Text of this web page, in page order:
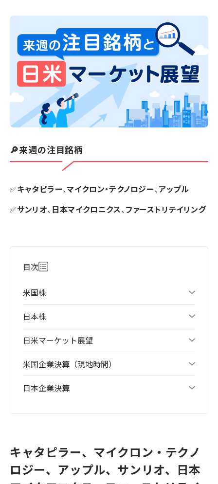
🔎来週の注目銘柄
✅キャタピラー、マイクロン・テクノロジー、アップル
✅サンリオ、 日本マイクロニクス、ファーストリテイリング
目次
米国株
日本株
日米マーケット展望
米国企業決算（現地時間）
日本企業決算
キャタピラー、マイクロン・テクノ
ロジー、アップル、サンリオ、日本